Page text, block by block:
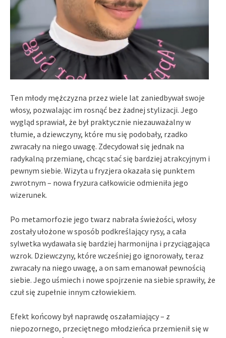
Ten młody mężczyzna przez wiele lat zaniedbywał swoje
włosy, pozwalając im rosnąć bez żadnej stylizacji. Jego
wygląd sprawiał, że był praktycznie niezauważalny w
tłumie, a dziewczyny, które mu się podobały, rzadko
zwracały na niego uwagę. Zdecydował się jednak na
radykalną przemianę, chcąc stać się bardziej atrakcyjnym i
pewnym siebie. Wizyta u fryzjera okazała się punktem
zwrotnym – nowa fryzura całkowicie odmieniła jego
wizerunek.
Po metamorfozie jego twarz nabrała świeżości, włosy
zostały ułożone w sposób podkreślający rysy, a cała
sylwetka wydawała się bardziej harmonijna i przyciągająca
wzrok. Dziewczyny, które wcześniej go ignorowały, teraz
zwracały na niego uwagę, a on sam emanował pewnością
siebie. Jego uśmiech i nowe spojrzenie na siebie sprawiły, że
czuł się zupełnie innym człowiekiem.
Efekt końcowy był naprawdę oszałamiający – z
niepozornego, przeciętnego młodzieńca przemienił się w